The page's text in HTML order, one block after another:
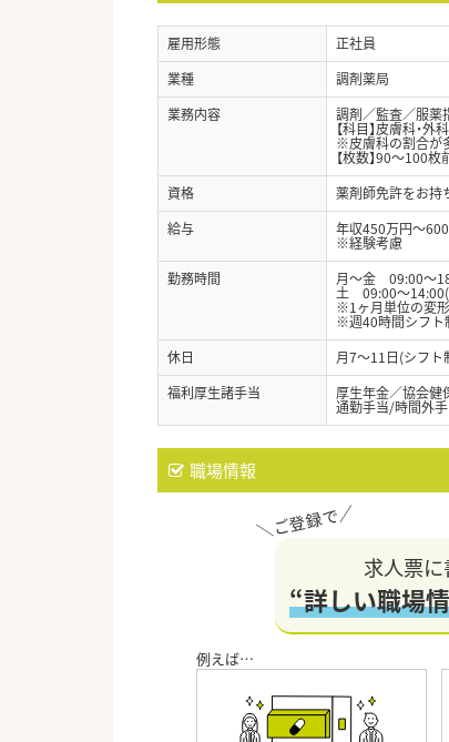
雇用形態
正社員
業種
調剤薬局
業務内容
調剤／監査／服薬
【科目】皮膚科・外
※皮膚科の割合が
【枚数】90～100枚
資格
薬剤師免許をお持
給与
年収450万円～
※経験考慮
勤務時間
月～金 09:00～
土 09:00～14:00(
※1ヶ月単位の変
※週40時間シフト
休日
月7～11日(シフト
福利厚生諸手当
厚生年金／協会健
通勤手当/時間外
職場情報
求人票
“詳しい職場